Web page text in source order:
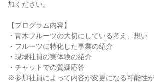
加ください。
【プログラム内容】
・青木フルーツの大切にしている考え、想い
・フルーツに特化した事業の紹介
・現場社員の実体験の紹介
・チャットでの質疑応答
※参加社員によって内容が変更になる可能性が